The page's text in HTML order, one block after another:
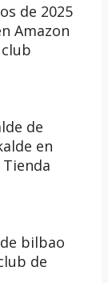
de 2025
Amazon
de
en
bilbao
de